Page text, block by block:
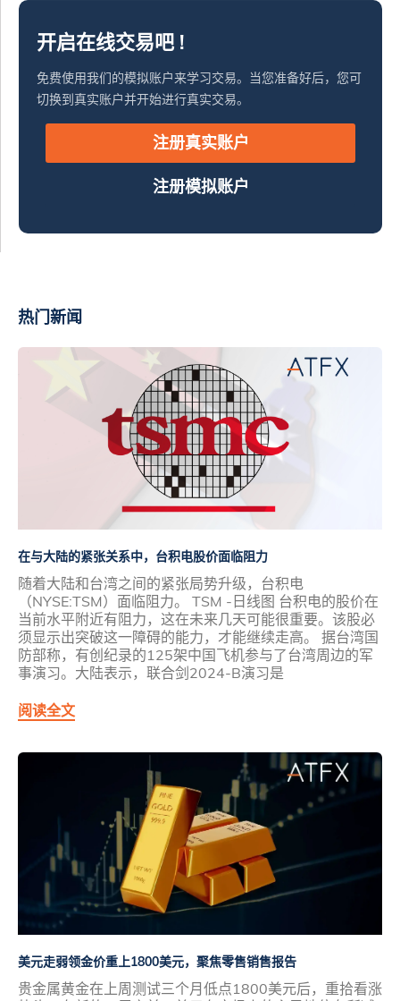
开启在线交易吧 !
免费使用我们的模拟账户来学习交易。当您准备好后，您可
切换到真实账户并开始进行真实交易。
注册真实账户
注册模拟账户
热门新闻
在与大陆的紧张关系中，台积电股价面临阻力
随着大陆和台湾之间的紧张局势升级，台积电
（NYSE:TSM）面临阻力。 TSM -日线图 台积电的股价在
当前水平附近有阻力，这在未来几天可能很重要。该股必
须显示出突破这一障碍的能力，才能继续走高。 据台湾国
防部称，有创纪录的125架中国飞机参与了台湾周边的军
事演习。大陆表示，联合剑2024-B演习是
阅读全文
美元走弱领金价重上1800美元，聚焦零售销售报告
贵金属黄金在上周测试三个月低点1800美元后，重拾看涨